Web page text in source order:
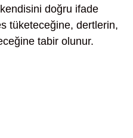
doğru ifade
tüketeceğine, dertlerin,
tabir olunur.